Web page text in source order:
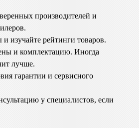
производителей и
изучайте рейтинги товаров.
и комплектацию. Иногда
лучше.
гарантии и сервисного
у специалистов, если